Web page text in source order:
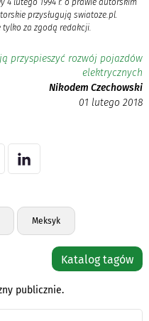
4 lutego 1994 r. o prawie autorskim
przysługują swiatoze.pl.
tylko za zgodą redakcji.
przyspieszyć rozwój pojazdów
elektrycznych
Nikodem Czechowski
01 lutego 2018
Meksyk
Katalog tagów
publicznie.